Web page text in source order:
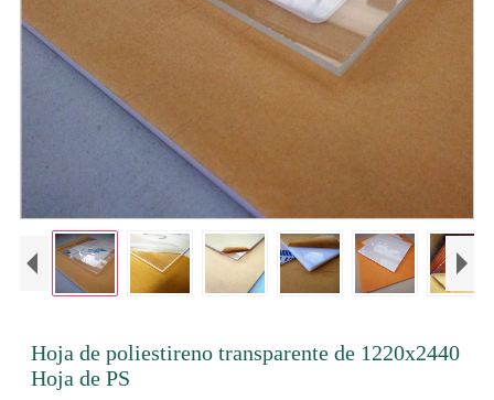
Hoja de poliestireno transparente de 1220x2440
Hoja de PS